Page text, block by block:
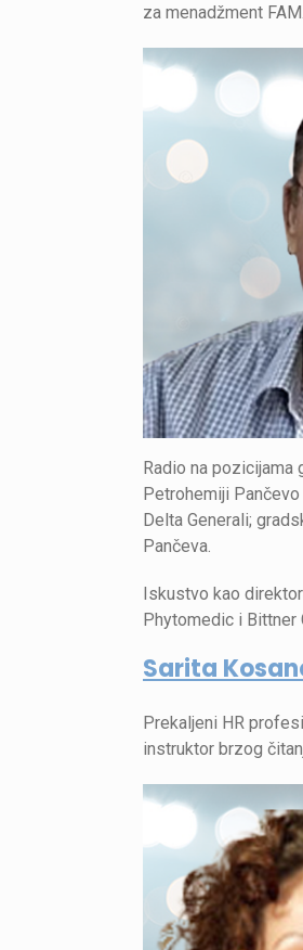
za menadžment FAM.
Radio na pozicijama
Petrohemiji
Delta Generali;
Pančeva.
Iskustvo kao
Phytomedic i Bittner
Sarita
Prekaljeni HR
instruktor brzog